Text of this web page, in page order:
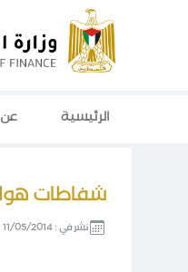
الرئيسية عن
شفاطات هواء
نشر في :11/05/2014